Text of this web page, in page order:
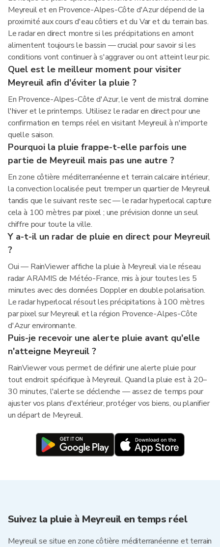
Meyreuil et en Provence-Alpes-Côte d'Azur dépend de la
proximité aux cours d'eau côtiers et du Var et du terrain bas.
Le radar en direct montre si les précipitations en amont
alimentent toujours le bassin — crucial pour savoir si les
conditions vont continuer à s'aggraver ou ont atteint leur pic.
Quel est le meilleur moment pour visiter
Meyreuil afin d'éviter la pluie ?
En Provence-Alpes-Côte d'Azur, le vent de mistral domine
l'hiver et le printemps. Utilisez le radar en direct pour une
confirmation en temps réel en visitant Meyreuil à n'importe
quelle saison.
Pourquoi la pluie frappe-t-elle parfois une
partie de Meyreuil mais pas une autre ?
En zone côtière méditerranéenne et terrain calcaire intérieur,
la convection localisée peut tremper un quartier de Meyreuil
tandis que le suivant reste sec — le radar hyperlocal capture
cela à 100 mètres par pixel ; une prévision donne un seul
chiffre pour toute la ville.
Y a-t-il un radar de pluie en direct pour Meyreuil
?
Oui — RainViewer affiche la pluie à Meyreuil via le réseau
radar ARAMIS de Météo-France, mis à jour toutes les 5
minutes avec des données Doppler en double polarisation.
Le radar hyperlocal résout les précipitations à 100 mètres
par pixel sur Meyreuil et la région Provence-Alpes-Côte
d'Azur environnante.
Puis-je recevoir une alerte pluie avant qu'elle
n'atteigne Meyreuil ?
RainViewer vous permet de définir une alerte pluie pour
tout endroit spécifique à Meyreuil. Quand la pluie est à 20–
30 minutes, l'alerte se déclenche — assez de temps pour
ajuster vos plans d'extérieur, protéger vos biens, ou planifier
un départ de Meyreuil.
Suivez la pluie à Meyreuil en temps réel
Meyreuil se situe en zone côtière méditerranéenne et terrain